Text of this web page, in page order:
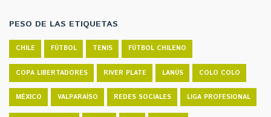
PESO DE LAS ETIQUETAS
CHILE FÚTBOL TENIS FÚTBOL CHILENO
COPA LIBERTADORES RIVER PLATE LANÚS COLO COLO
MÉXICO VALPARAÍSO REDES SOCIALES LIGA PROFESIONAL